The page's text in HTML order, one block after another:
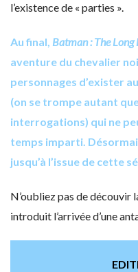
l’existence de « parties ».
Au final, Batman : The
aventure du chevalier
personnages d’exister
(on se trompe autant
interrogations) qui ne
temps imparti.
jusqu’à l’issue de cette
N’oubliez pas de découvir
introduit l’arrivée d’une